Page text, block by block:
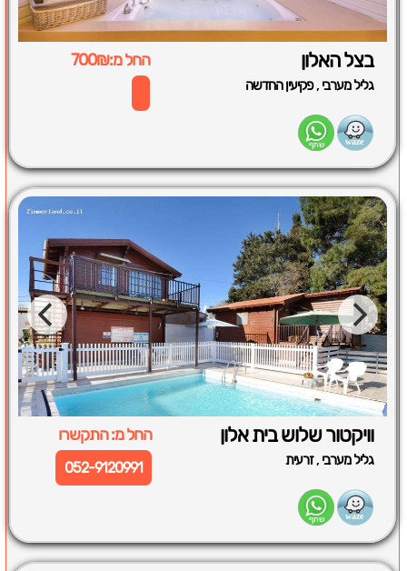
בצל האלון החל מ:700₪
גליל מערבי ,פקיעין החדשה
וויקטור שלוש בית אלון החל מ: התקשרו
גליל מערבי ,זרעית 052-9120991